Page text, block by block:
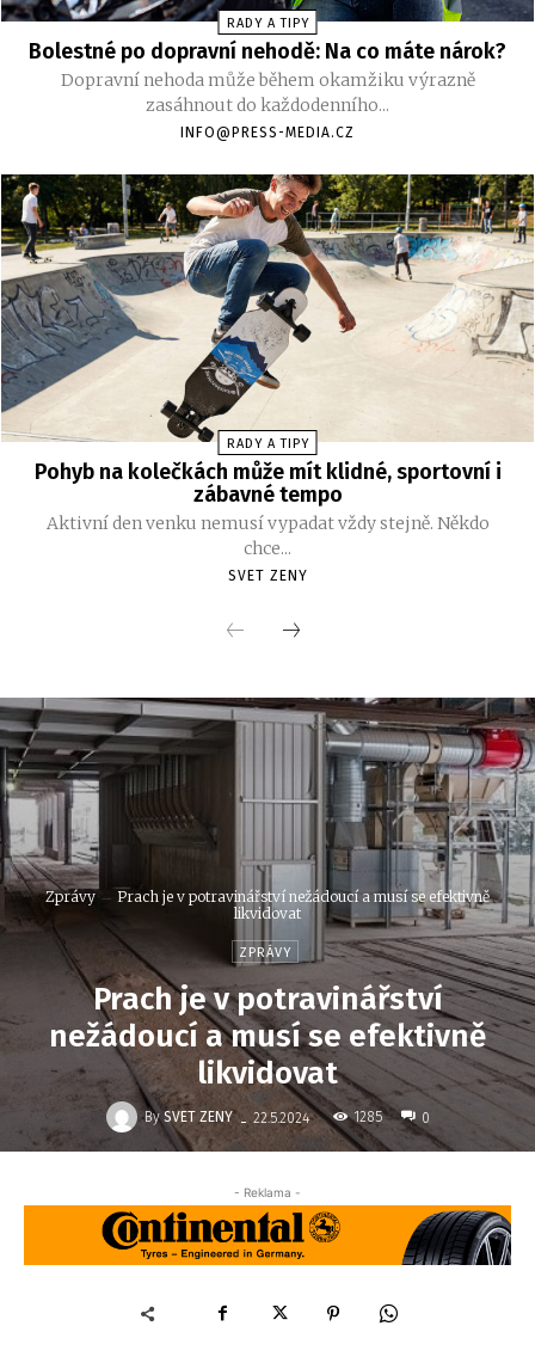
RADY A TIPY
Bolestné po dopravní nehodě: Na co máte nárok?
Dopravní nehoda může během okamžiku výrazně
zasáhnout do každodenního...
INFO@PRESS-MEDIA.CZ
RADY A TIPY
Pohyb na kolečkách může mít klidné, sportovní i
zábavné tempo
Aktivní den venku nemusí vypadat vždy stejně. Někdo
chce...
SVET ZENY